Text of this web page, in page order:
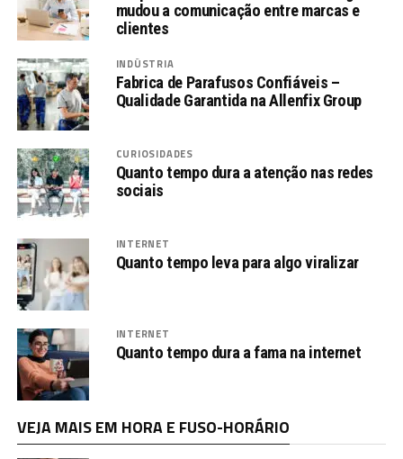
mudou a comunicação entre marcas e
clientes
INDÚSTRIA
Fabrica de Parafusos Confiáveis –
Qualidade Garantida na Allenfix Group
CURIOSIDADES
Quanto tempo dura a atenção nas redes
sociais
INTERNET
Quanto tempo leva para algo viralizar
INTERNET
Quanto tempo dura a fama na internet
VEJA MAIS EM HORA E FUSO-HORÁRIO